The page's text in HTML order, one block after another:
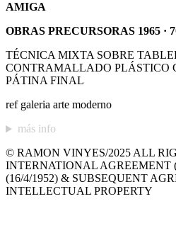
AMIGA
OBRAS PRECURSORAS 1965 ·
TÉCNICA MIXTA SOBRE
CONTRAMALLADO PLÁSTICO
PÁTINA FINAL
ref galeria arte moderno
más info
© RAMON VINYES/2025 ALL
INTERNATIONAL AGREEMENT
(16/4/1952) & SUBSEQUENT
INTELLECTUAL PROPERTY